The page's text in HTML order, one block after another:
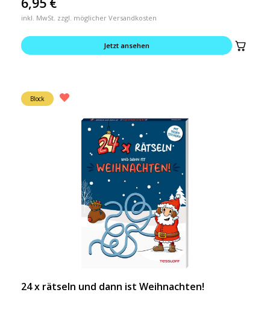
inkl. MwSt. zzgl. möglicher Versandkosten
Jetzt ansehen
Block
24 x rätseln und dann ist Weihnachten!